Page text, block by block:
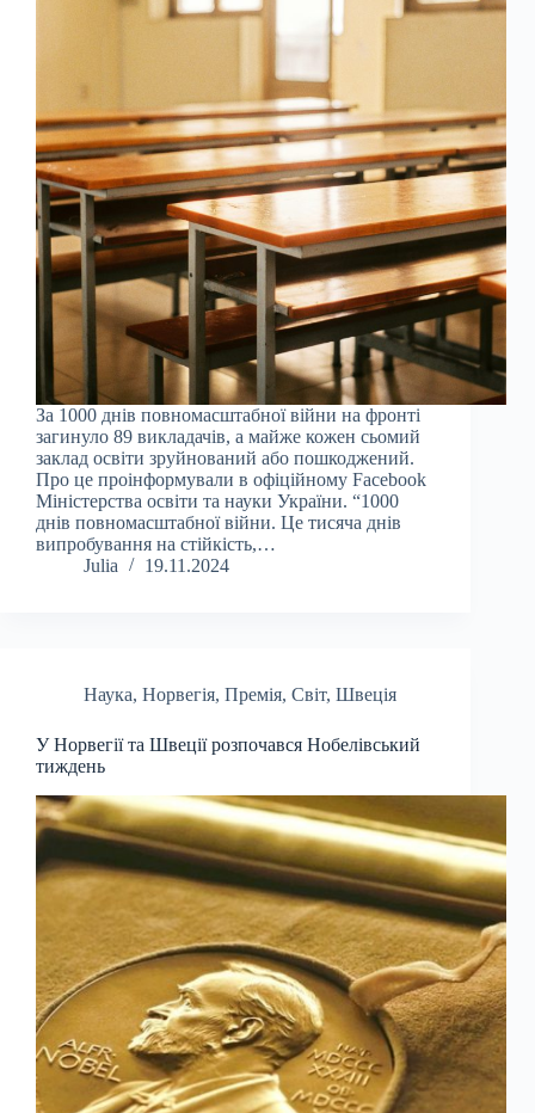
За 1000 днів повномасштабної війни на фронті
загинуло 89 викладачів, а майже кожен сьомий
заклад освіти зруйнований або пошкоджений.
Про це проінформували в офіційному Facebook
Міністерства освіти та науки України. “1000
днів повномасштабної війни. Це тисяча днів
випробування на стійкість,…
Julia
19.11.2024
Наука, Норвегія, Премія, Світ, Швеція
У Норвегії та Швеції розпочався Нобелівський
тиждень